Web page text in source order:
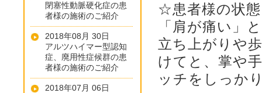
☆患者様の状
「肩が痛い」
立ち上がりや
けてと、掌や
ッチをしっか
閉塞性動脈硬化症の患
者様の施術のご紹介
2018年08月 30日
アルツハイマー型認知
症、廃用性症候群の患
者様の施術のご紹介
2018年07月 06日